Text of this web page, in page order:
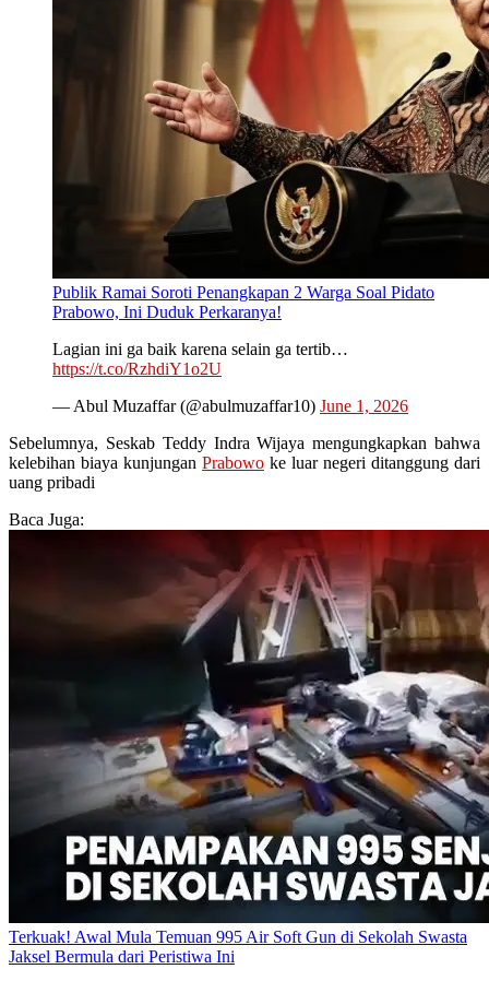
Publik Ramai Soroti Penangkapan 2 Warga Soal Pidato
Prabowo, Ini Duduk Perkaranya!
Lagian ini ga baik karena selain ga tertib…
https://t.co/RzhdiY1o2U
— Abul Muzaffar (@abulmuzaffar10) June 1, 2026
Sebelumnya, Seskab Teddy Indra Wijaya mengungkapkan bahwa
kelebihan biaya kunjungan Prabowo ke luar negeri ditanggung dari
uang pribadi
Baca Juga:
Terkuak! Awal Mula Temuan 995 Air Soft Gun di Sekolah Swasta
Jaksel Bermula dari Peristiwa Ini